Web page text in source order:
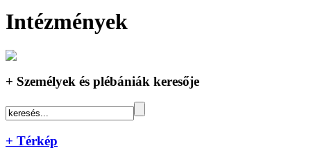
Intézmények
+ Személyek és plébániák keresője
+ Térkép